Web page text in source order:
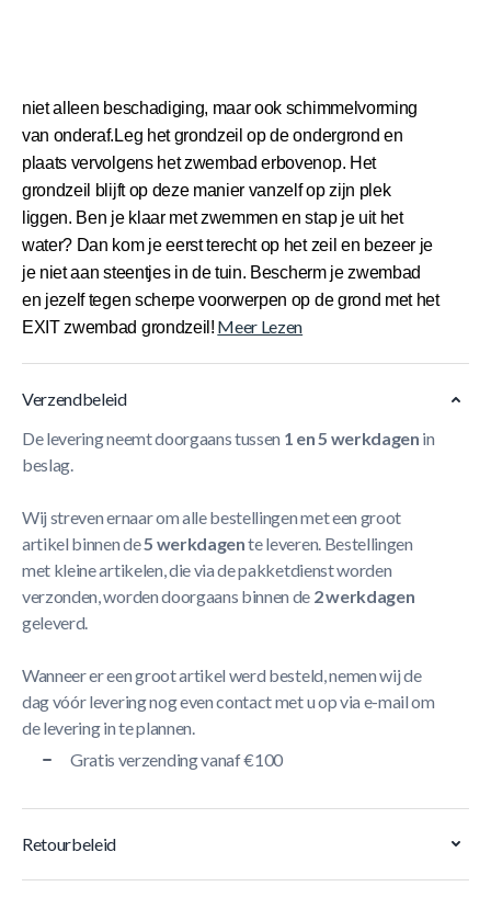
niet alleen beschadiging, maar ook schimmelvorming
van onderaf. Leg het grondzeil op de ondergrond en
plaats vervolgens het zwembad erbovenop. Het
grondzeil blijft op deze manier vanzelf op zijn plek
liggen. Ben je klaar met zwemmen en stap je uit het
water? Dan kom je eerst terecht op het zeil en bezeer je
je niet aan steentjes in de tuin. Bescherm je zwembad
en jezelf tegen scherpe voorwerpen op de grond met het
EXIT zwembad grondzeil! Meer Lezen
Verzendbeleid
De levering neemt doorgaans tussen 1 en 5 werkdagen in
beslag.
Wij streven ernaar om alle bestellingen met een groot
artikel binnen de5 werkdagente leveren. Bestellingen
met kleine artikelen, die via de pakketdienst worden
verzonden, worden doorgaans binnen de 2 werkdagen
geleverd.
Wanneer er een groot artikel werd besteld, nemen wij de
dag vóór levering nog even contact met u op via e-mail om
de levering in te plannen.
Gratis verzending vanaf €100
Retourbeleid